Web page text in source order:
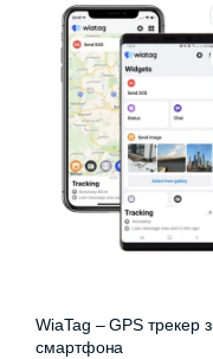
WiaTag – GPS трекер з
смартфона